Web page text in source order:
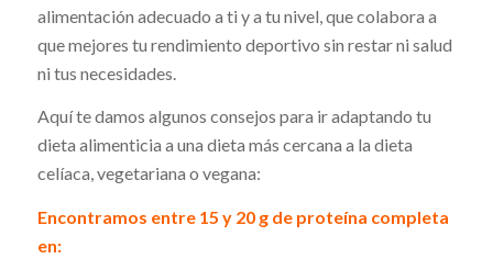
alimentación adecuado a ti y a tu nivel, que colabora a
que mejores tu rendimiento deportivo sin restar ni salud
ni tus necesidades.
Aquí te damos algunos consejos para ir adaptando tu
dieta alimenticia a una dieta más cercana a la dieta
celíaca, vegetariana o vegana:
Encontramos entre 15 y 20 g de proteína completa
en: